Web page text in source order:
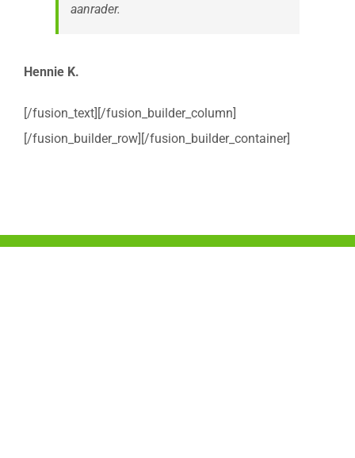
aanrader.
Hennie K.
[/fusion_text][/fusion_builder_column]
[/fusion_builder_row][/fusion_builder_container]